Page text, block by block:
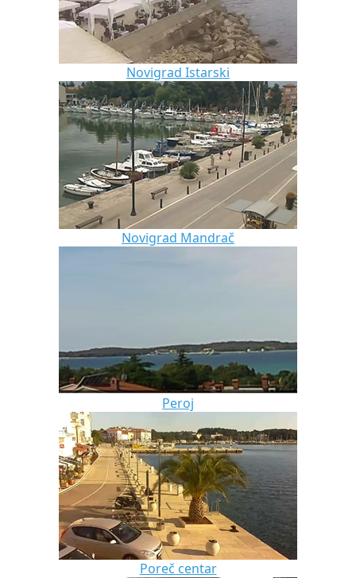
Novigrad Istarski
Novigrad Mandrač
Peroj
Poreč centar